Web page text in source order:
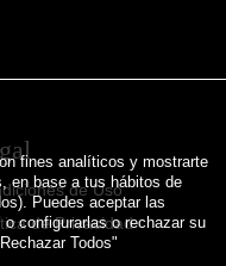
fines analíticos y mostrarte
en base a tus hábitos de
Puedes aceptar las
configurarlas o rechazar su
Todos"
de Uso
de Privacidad